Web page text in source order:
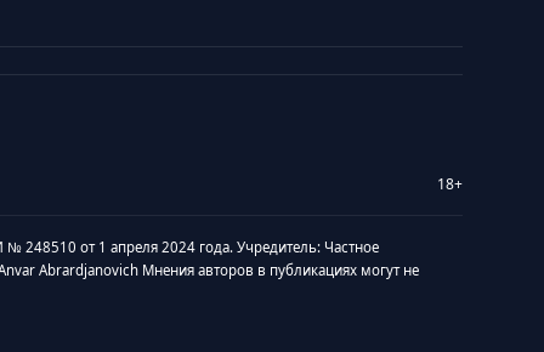
18+
№ 248510 от 1 апреля 2024 года. Учредитель: Частное
Abrardjanovich Мнения авторов в публикациях могут не